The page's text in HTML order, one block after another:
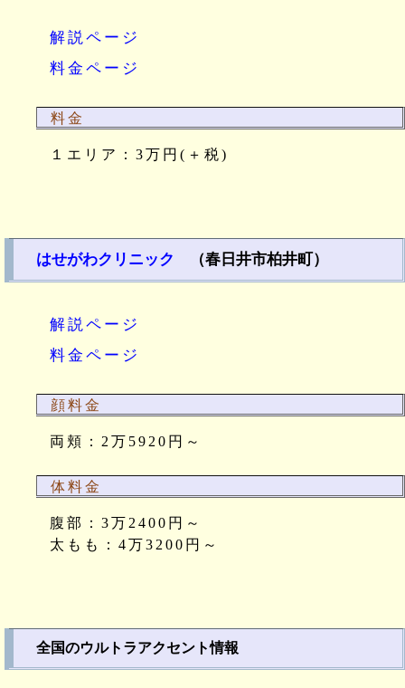
解説ページ
料金ページ
料金
１エリア：3万円(＋税)
はせがわクリニック （春日井市柏井町）
解説ページ
料金ページ
顔料金
両頬：2万5920円～
体料金
腹部：3万2400円～
太もも：4万3200円～
全国のウルトラアクセント情報